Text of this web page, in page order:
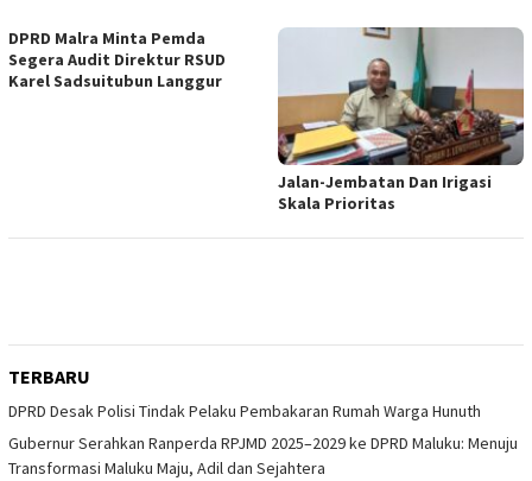
DPRD Malra Minta Pemda
Segera Audit Direktur RSUD
Karel Sadsuitubun Langgur
Jalan-Jembatan Dan Irigasi
Skala Prioritas
TERBARU
DPRD Desak Polisi Tindak Pelaku Pembakaran Rumah Warga Hunuth
Gubernur Serahkan Ranperda RPJMD 2025–2029 ke DPRD Maluku: Menuju
Transformasi Maluku Maju, Adil dan Sejahtera